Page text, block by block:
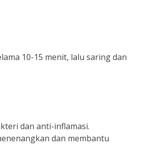
10-15 menit, lalu saring dan
dan anti-inflamasi.
dan membantu